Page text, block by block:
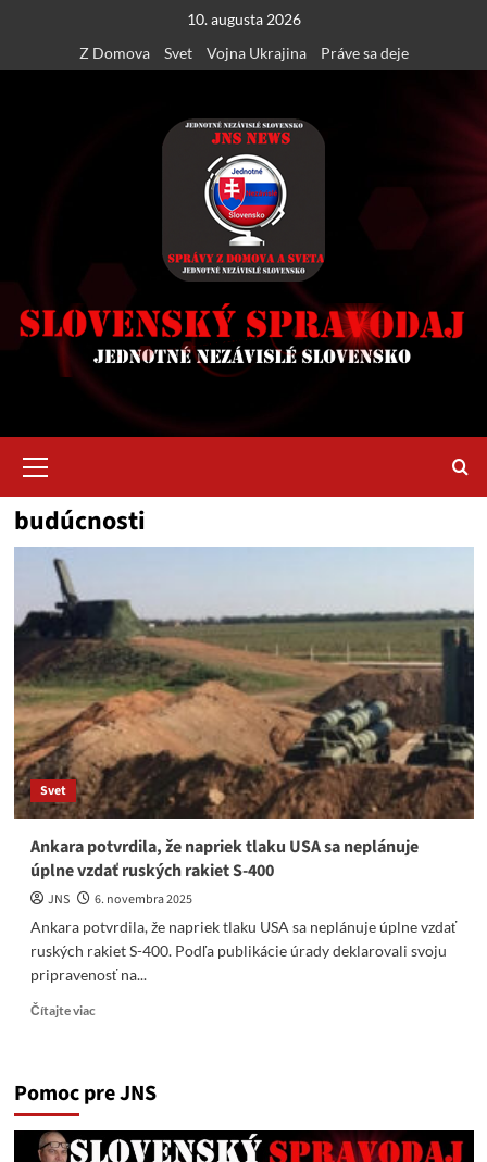
content
10. augusta 2026
Z Domova
Svet Vojna Ukrajina Práve sa deje
Menu
budúcnosti
Svet
Ankara potvrdila, že napriek tlaku USA sa neplánuje
úplne vzdať ruských rakiet S-400
JNS
6. novembra 2025
Ankara potvrdila, že napriek tlaku USA sa neplánuje úplne vzdať
ruských rakiet S-400. Podľa publikácie úrady deklarovali svoju
pripravenosť na...
Čítajte viacRead
potvrdila,
napriek
tlaku
Pomoc pre JNS